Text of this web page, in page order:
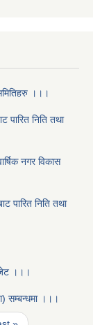
।।।
पारित निति तथा
नगर विकास
पारित निति तथा
।।।
सम्बन्धमा ।।।